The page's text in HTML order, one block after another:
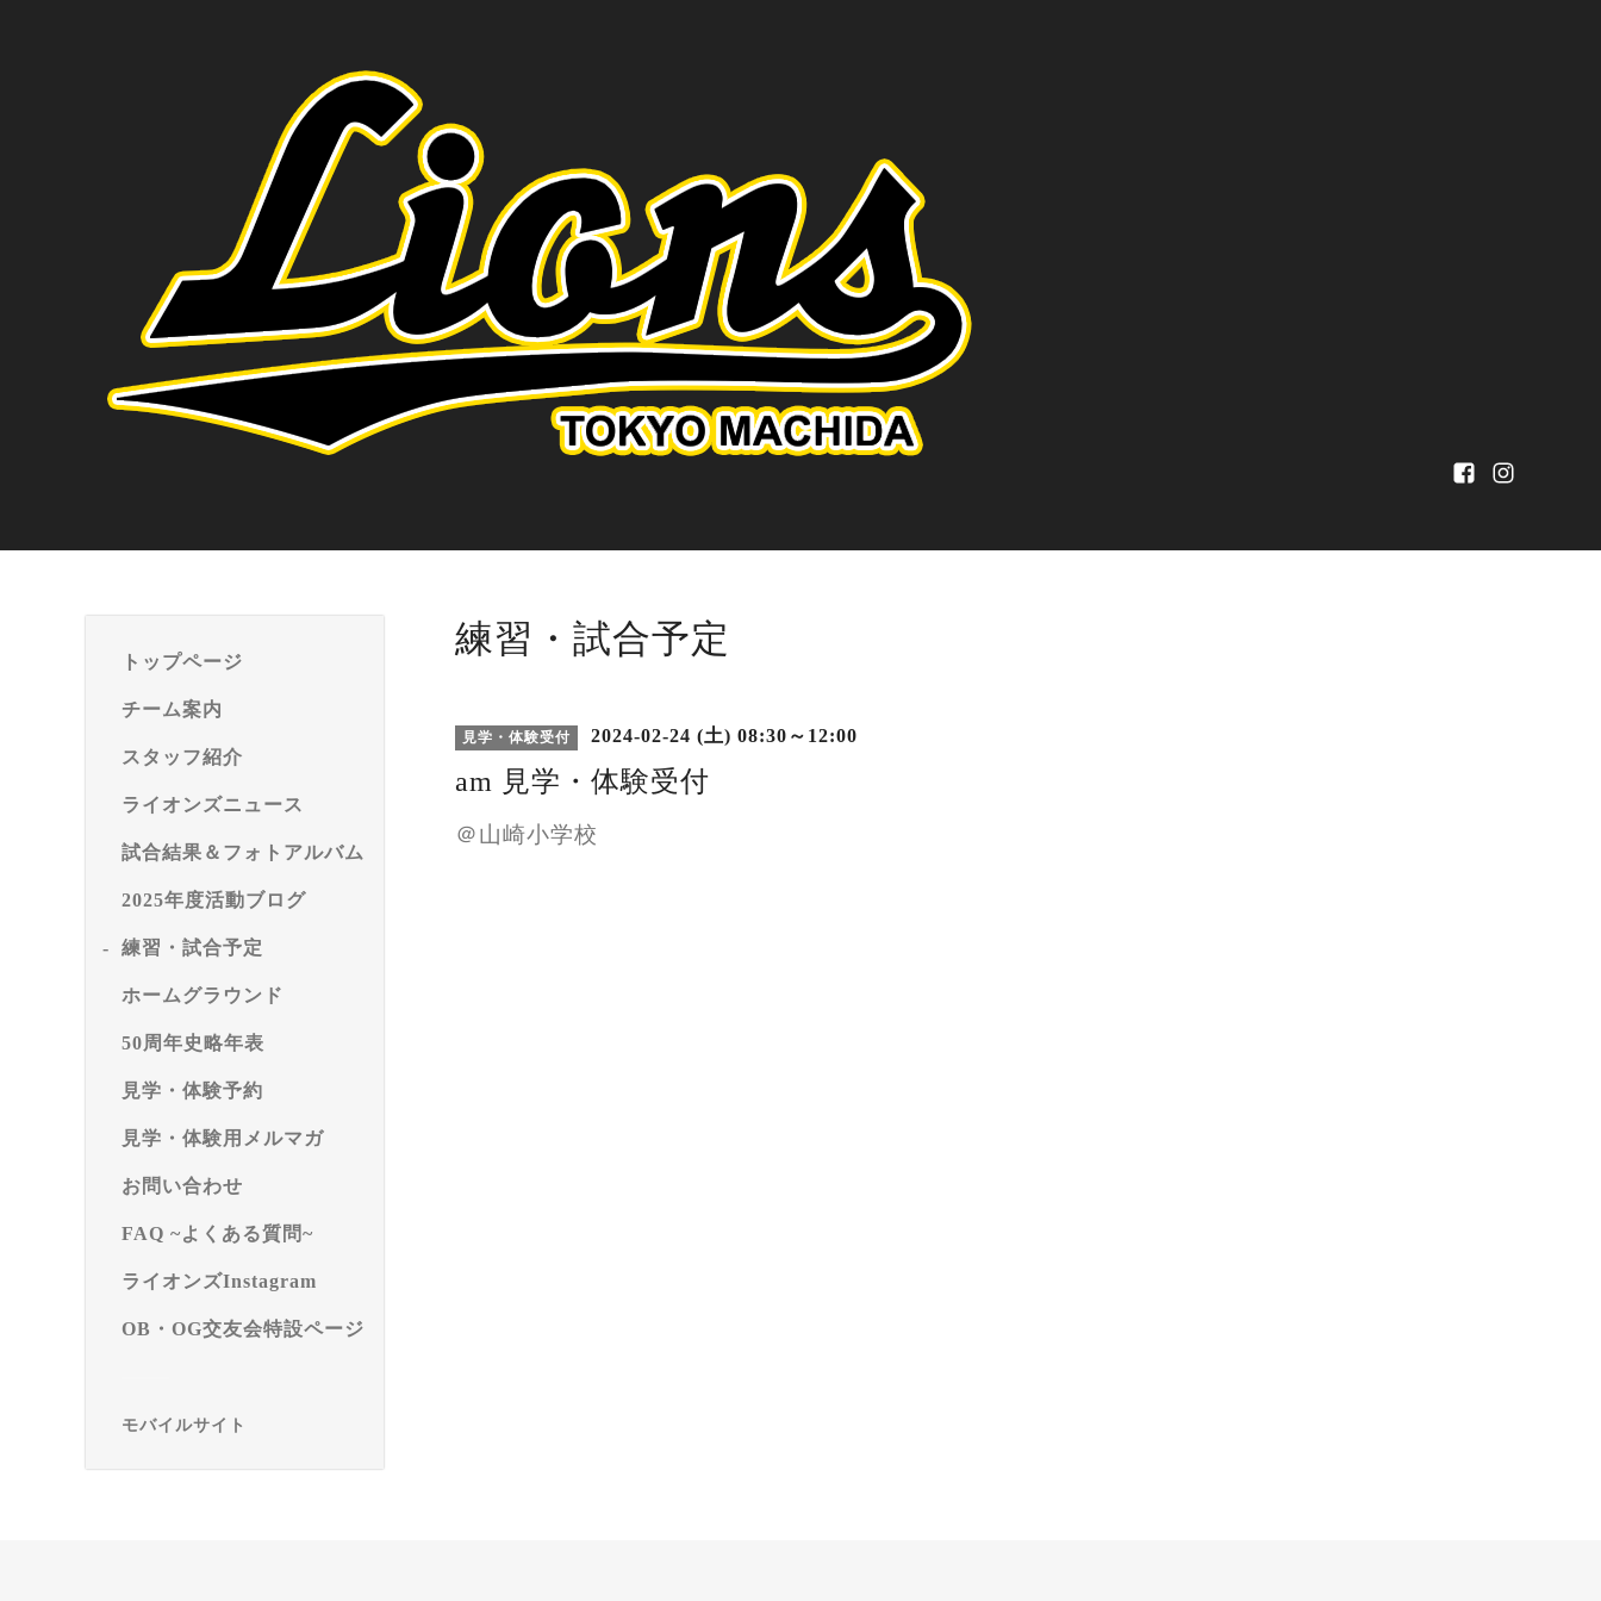
トップページ
チーム案内
スタッフ紹介
ライオンズニュース
試合結果＆フォトアルバム
2025年度活動ブログ
練習・試合予定
ホームグラウンド
50周年史略年表
見学・体験予約
見学・体験用メルマガ
お問い合わせ
FAQ ~よくある質問~
ライオンズInstagram
OB・OG交友会特設ページ
モバイルサイト
練習・試合予定
見学・体験受付 2024-02-24 (土) 08:30～12:00
am 見学・体験受付
＠山崎小学校